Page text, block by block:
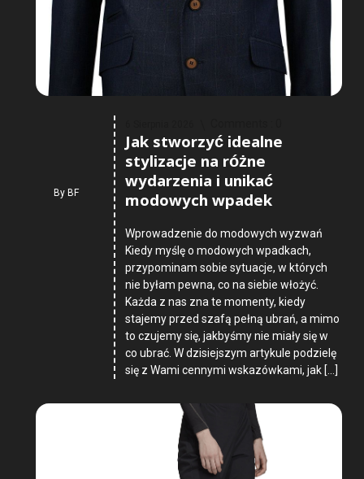
ByBF
Jak stworzyć idealne
stylizacje na różne
wydarzenia i unikać
modowych wpadek
Wprowadzenie do modowych wyzwań
Kiedy myślę o modowych wpadkach,
przypominam sobie sytuacje, w których
nie byłam pewna, co na siebie włożyć.
Każda z nas zna te momenty, kiedy
stajemy przed szafą pełną ubrań, a mimo
to czujemy się, jakbyśmy nie miały się w
co ubrać. W dzisiejszym artykule podzielę
się z Wami cennymi wskazówkami, jak […]